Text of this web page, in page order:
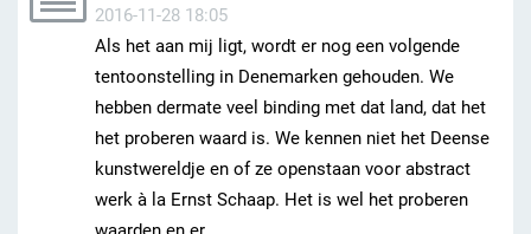
2016-11-28 18:05
Als het aan mij ligt, wordt er nog een volgende
tentoonstelling in Denemarken gehouden. We
hebben dermate veel binding met dat land, dat het
het proberen waard is. We kennen niet het Deense
kunstwereldje en of ze openstaan voor abstract
werk à la Ernst Schaap. Het is wel het proberen